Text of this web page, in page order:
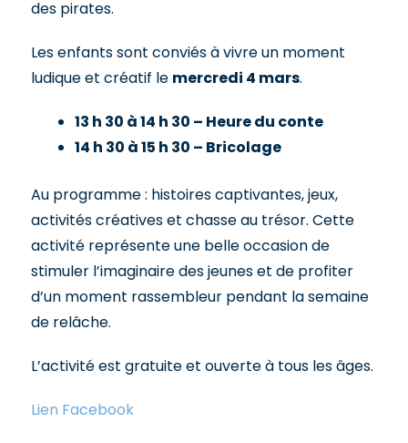
des pirates.
Les enfants sont conviés à vivre un moment
ludique et créatif le mercredi 4 mars.
13 h 30 à 14 h 30 – Heure du conte
14 h 30 à 15 h 30 – Bricolage
Au programme : histoires captivantes, jeux,
activités créatives et chasse au trésor. Cette
activité représente une belle occasion de
stimuler l’imaginaire des jeunes et de profiter
d’un moment rassembleur pendant la semaine
de relâche.
L’activité est gratuite et ouverte à tous les âges.
Lien Facebook